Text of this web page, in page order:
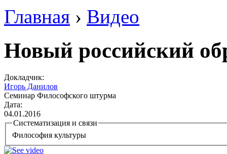
Главная › Видео
Новый российский
Докладчик:
Игорь Данилов
Семинар Философского штурма
Дата:
04.01.2016
Систематизация и связи
Философия культуры